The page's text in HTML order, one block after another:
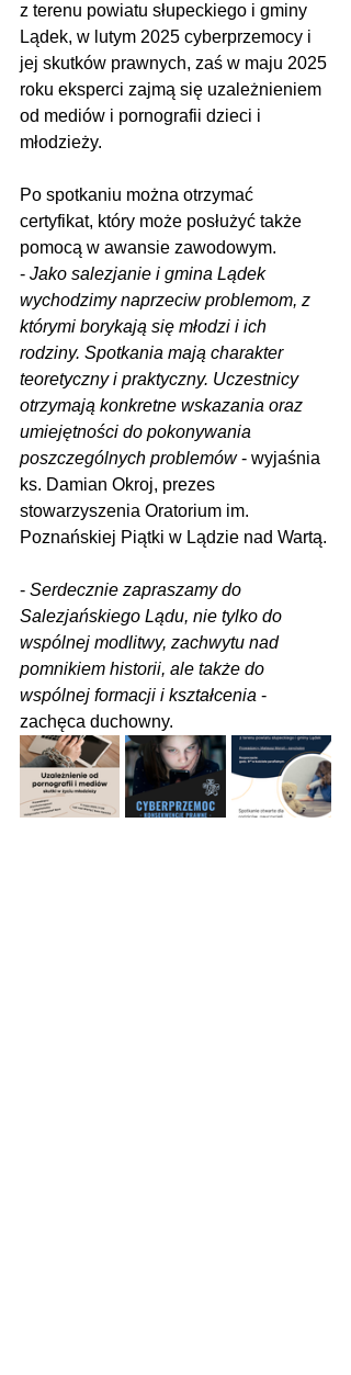
z terenu powiatu słupeckiego i gminy
Lądek, w lutym 2025 cyberprzemocy i
jej skutków prawnych, zaś w maju 2025
roku eksperci zajmą się uzależnieniem
od mediów i pornografii dzieci i
młodzieży.
Po spotkaniu można otrzymać
certyfikat, który może posłużyć także
pomocą w awansie zawodowym.
- Jako salezjanie i gmina Lądek
wychodzimy naprzeciw problemom, z
którymi borykają się młodzi i ich
rodziny. Spotkania mają charakter
teoretyczny i praktyczny. Uczestnicy
otrzymają konkretne wskazania oraz
umiejętności do pokonywania
poszczególnych problemów - wyjaśnia
ks. Damian Okroj, prezes
stowarzyszenia Oratorium im.
Poznańskiej Piątki w Lądzie nad Wartą.
- Serdecznie zapraszamy do
Salezjańskiego Lądu, nie tylko do
wspólnej modlitwy, zachwytu nad
pomnikiem historii, ale także do
wspólnej formacji i kształcenia -
zachęca duchowny.